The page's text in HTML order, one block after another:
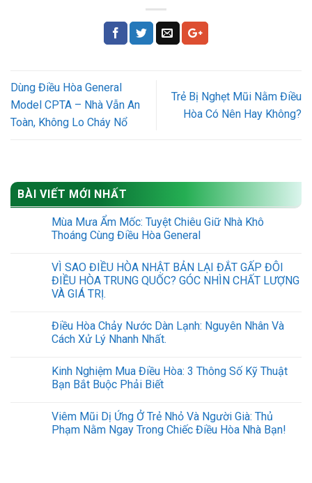
Dùng Điều Hòa General
Model CPTA – Nhà Vẫn An
Toàn, Không Lo Cháy Nổ
Trẻ Bị Nghẹt Mũi Nằm Điều
Hòa Có Nên Hay Không?
BÀI VIẾT MỚI NHẤT
Mùa Mưa Ẩm Mốc: Tuyệt Chiêu Giữ Nhà Khô
Thoáng Cùng Điều Hòa General
VÌ SAO ĐIỀU HÒA NHẬT BẢN LẠI ĐẮT GẤP ĐÔI
ĐIỀU HÒA TRUNG QUỐC? GÓC NHÌN CHẤT LƯỢNG
VÀ GIÁ TRỊ.
Điều Hòa Chảy Nước Dàn Lạnh: Nguyên Nhân Và
Cách Xử Lý Nhanh Nhất.
Kinh Nghiệm Mua Điều Hòa: 3 Thông Số Kỹ Thuật
Bạn Bắt Buộc Phải Biết
Viêm Mũi Dị Ứng Ở Trẻ Nhỏ Và Người Già: Thủ
Phạm Nằm Ngay Trong Chiếc Điều Hòa Nhà Bạn!